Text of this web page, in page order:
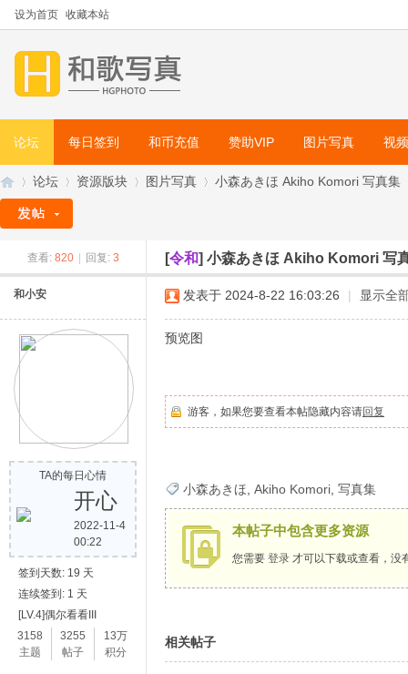
设为首页 收藏本站
论坛 每日签到 和币充值 赞助VIP 图片写真 视
论坛
›
资源版块 图片写真 小森あきほ Akiho Komori 写真集
查看: 820 回复: 3 [令和] 小森あきほ Akiho Komori 写
和小安
TA的每日心情
开心
2022-11-4
00:22
签到天数: 19 天
连续签到: 1 天
[LV.4]偶尔看看III
3158
主题
3255
帖子
13万
积分
发表于 2024-8-22 16:03:26 | 显示全
预览图
游客，如果您要查看本帖隐藏内容请回复
小森あきほ Akiho Komori 写真集
本帖子中包含更多资源
您需要 登录 才可以下载或查看，没
相关帖子